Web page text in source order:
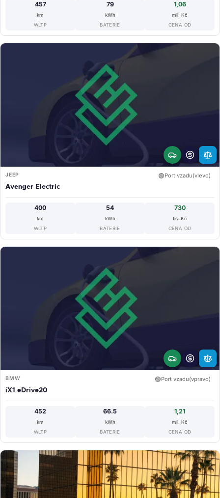
457
km
WLTP
79
kWh
BATERIE
1,06
mil. Kč
CENA OD
JEEP 🟢Port vzadu(vlevo)
Avenger Electric
400
km
WLTP
54
kWh
BATERIE
730
tis. Kč
CENA OD
BMW 🟢Port vzadu(vpravo)
iX1 eDrive20
452
km
WLTP
66.5
kWh
BATERIE
1,21
mil. Kč
CENA OD